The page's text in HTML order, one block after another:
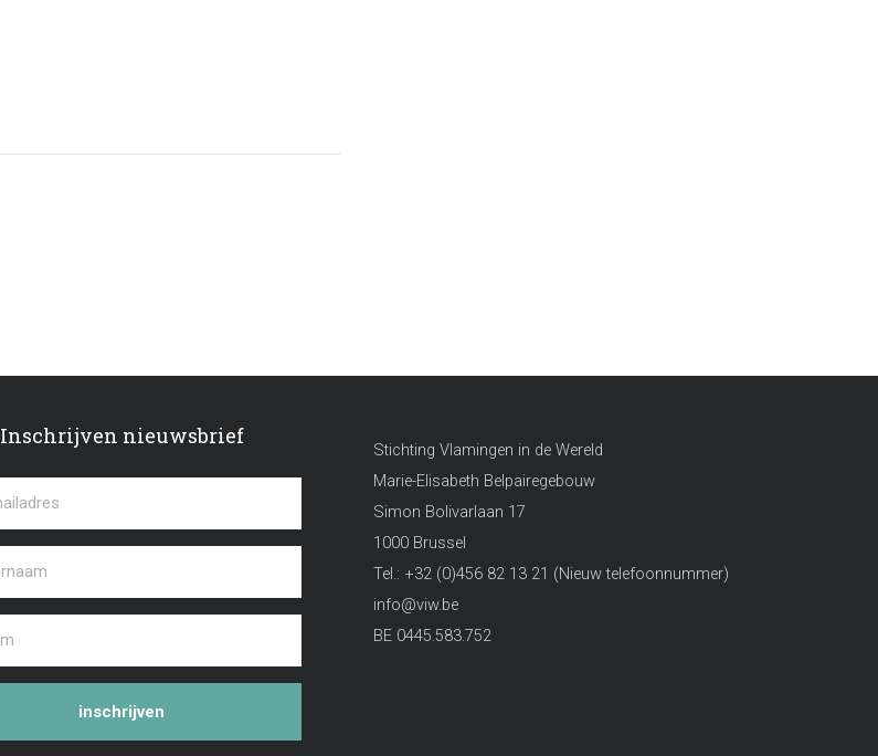
Inschrijven nieuwsbrief
inschrijven
Stichting Vlamingen in de Wereld
Marie-Elisabeth Belpairegebouw
Simon Bolivarlaan 17
1000 Brussel
Tel.: +32 (0)456 82 13 21 (Nieuw telefoonnummer)
info@viw.be
BE 0445.583.752